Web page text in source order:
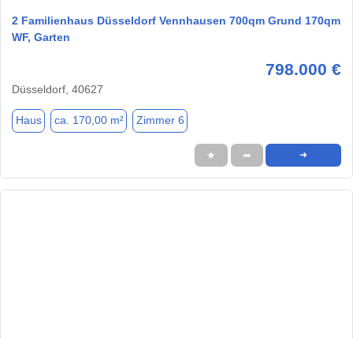
2 Familienhaus Düsseldorf Vennhausen 700qm Grund 170qm
WF, Garten
798.000 €
Düsseldorf, 40627
Haus ca. 170,00 m² Zimmer 6
★ ➦ ➜